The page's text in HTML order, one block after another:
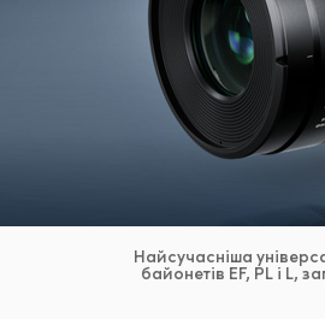
Найсучасніша
байонетів EF, PL і L,